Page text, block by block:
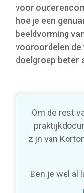
voor
hoe je een
beeldvorming
vooroordelen de
doelgroep beter
Om de rest
zijn van
Ben je wel al